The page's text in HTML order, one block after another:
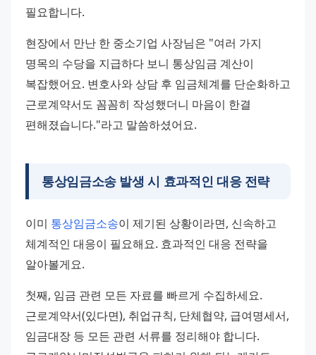
필요합니다.
현장에서 만난 한 중소기업 사장님은 "여러 가지
명목의 수당을 지급하다 보니 통상임금 계산이
복잡했어요. 변호사와 상담 후 임금체계를 단순화하고
근로계약서도 꼼꼼히 작성했더니 마음이 한결
편해졌습니다."라고 말씀하셨어요.
통상임금소송 발생 시 효과적인 대응 전략
이미 통상임금소송이 제기된 상황이라면, 신속하고
체계적인 대응이 필요해요. 효과적인 대응 전략을
알아볼게요.
첫째, 임금 관련 모든 자료를 빠르게 수집하세요.
근로계약서(있다면), 취업규칙, 단체협약, 급여명세서,
임금대장 등 모든 관련 서류를 정리해야 합니다.